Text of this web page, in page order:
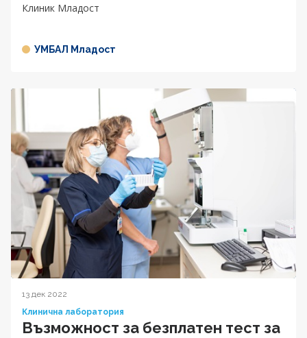
Клиник Младост
УМБАЛ Младост
13 дек 2022
Клинична лаборатория
Възможност за безплатен тест за